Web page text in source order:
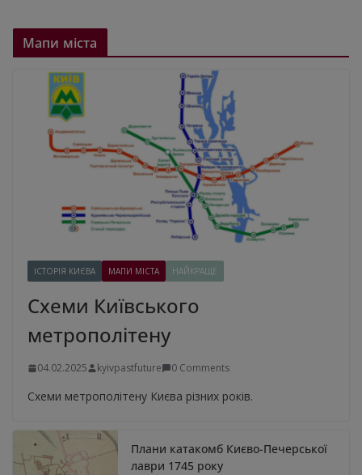
Мапи міста
ІСТОРІЯ КИЄВА МАПИ МІСТА НАЙКРАЩЕ
Схеми Київського
метрополітену
04.02.2025 kyivpastfuture 0 Comments
Схеми метрополітену Києва різних років.
Плани катакомб Києво-Печерської
лаври 1745 року